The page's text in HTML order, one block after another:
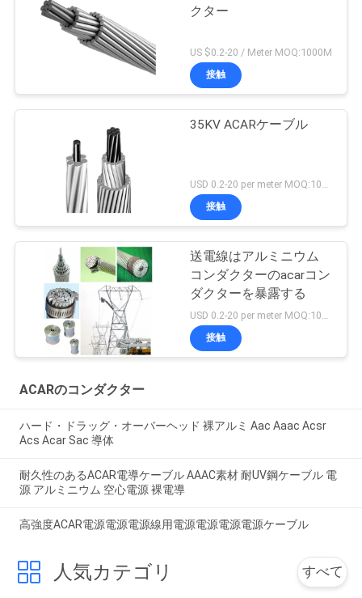
クター
US $0.2-20 / Meter MOQ:1000M
接触
35KV ACARケーブル
接触
送電線はアルミニウム
コンダクターのacarコン
ダクターを暴露する
USD 0.2-20 per meter MOQ:1000m
接触
ACARのコンダクター
ハード・ドラッグ・オーバーヘッド 裸アルミ Aac Aaac Acsr
Acs Acar Sac 導体
耐久性のあるACAR電導ケーブル AAAC素材 耐UV鋼ケーブル 電
源 アルミニウム 空心電源 裸電導
高強度ACAR電源電源電源線用電源電源電源電源ケーブル
人気カテゴリ すべて